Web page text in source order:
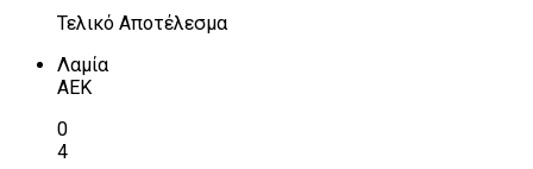
Τελικό Αποτέλεσμα
Λαμία
ΑΕΚ
0
4